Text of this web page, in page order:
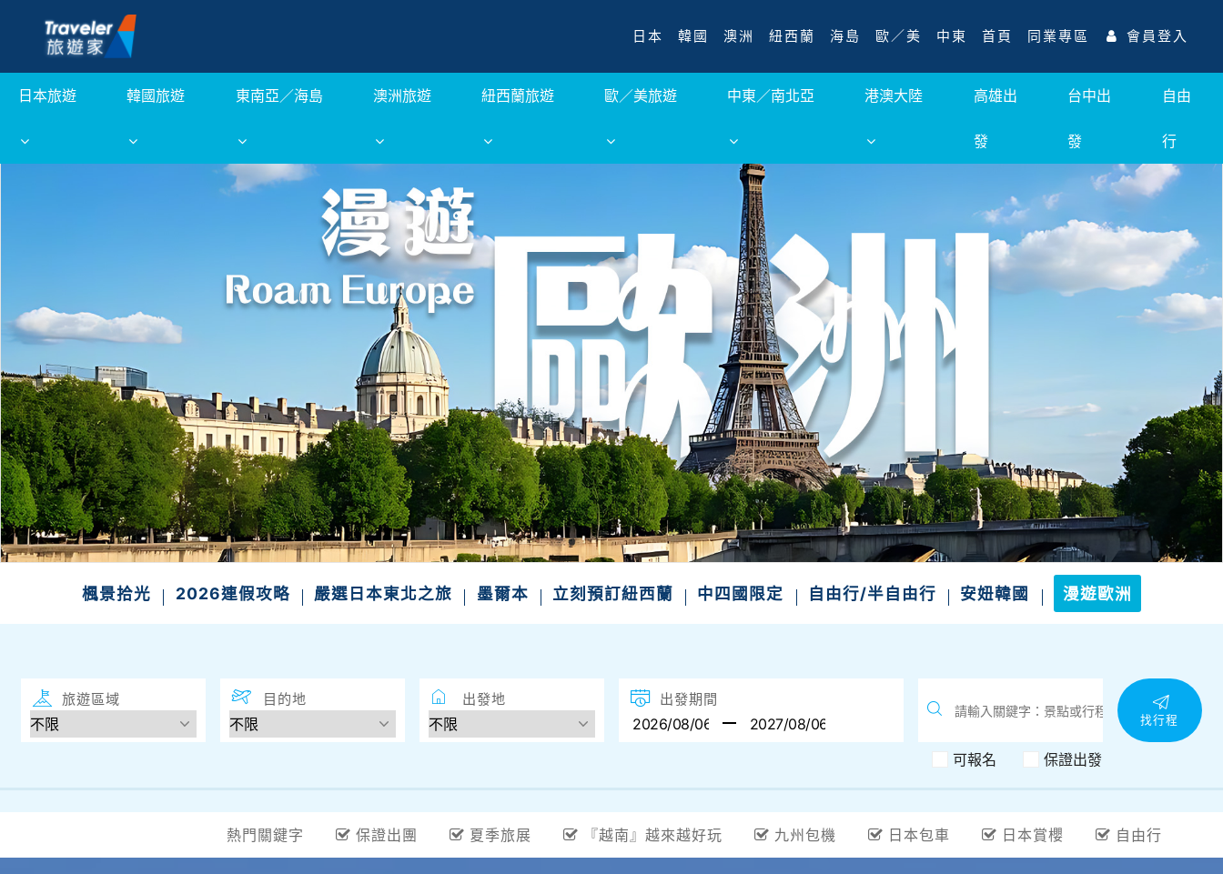
日本 韓國 澳洲 紐西蘭 海島 歐／美 中東 首頁 同業專區 會員登入
日本旅遊 韓國旅遊 東南亞／海島 澳洲旅遊 紐西蘭旅遊 歐／美旅遊 中東／南北亞 港澳大陸 高雄出
發
台中出
發
自由
行
楓景拾光 2026連假攻略 嚴選日本東北之旅 墨爾本 立刻預訂紐西蘭 中四國限定 自由行/半自由行 安妞韓國 漫遊歐洲
旅遊區域 目的地 出發地 出發期間
可報名 保證出發
找行程
熱門關鍵字 保證出團 夏季旅展 『越南』越來越好玩 九州包機 日本包車 日本賞櫻 自由行